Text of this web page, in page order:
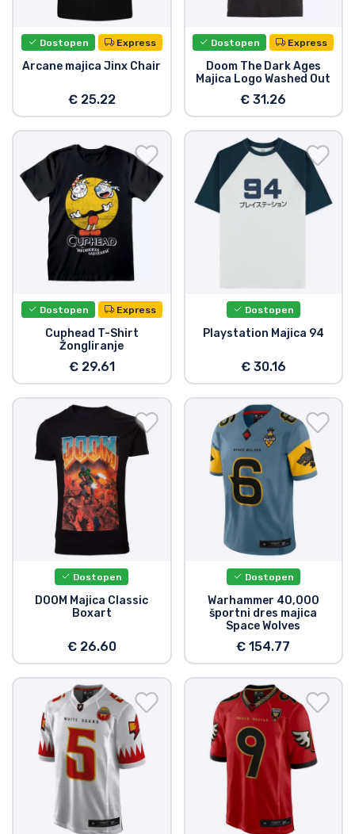
Dostopen Express
Arcane majica Jinx Chair
€ 25.22
Dostopen Express
Doom The Dark Ages
Majica Logo Washed Out
€ 31.26
Dostopen Express
Cuphead T-Shirt
Žongliranje
€ 29.61
Dostopen
Playstation Majica 94
€ 30.16
Dostopen
DOOM Majica Classic
Boxart
€ 26.60
Dostopen
Warhammer 40,000
športni dres majica
Space Wolves
€ 154.77